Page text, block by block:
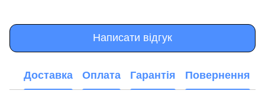
Написати відгук
Доставка Оплата Гарантія Повернення